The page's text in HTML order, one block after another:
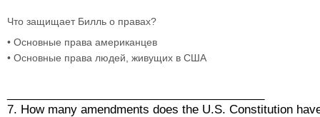
Что защищает Билль о правах?
• Основные права американцев
• Основные права людей, живущих в США
7. How many amendments does the U.S. Constitution